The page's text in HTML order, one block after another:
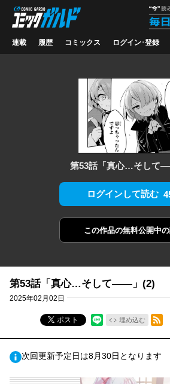
コミックガルド
連載 履歴 コミックス ログイン･登録
第53話「真心…そして
ログインして読む
この作品の無料公開中
第53話「真心…そして――」(2)
2025年02月02日
ポスト 埋め込む
RSSフィード
次回更新予定日は8月30日となります